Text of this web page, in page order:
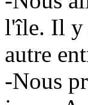
l'île. Il y
autre
-Nous